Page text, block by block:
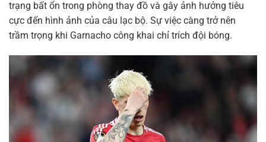
trạng bất ổn trong phòng thay đồ và gây ảnh hưởng tiêu
cực đến hình ảnh của câu lạc bộ. Sự việc càng trở nên
trầm trọng khi Garnacho công khai chỉ trích đội bóng.